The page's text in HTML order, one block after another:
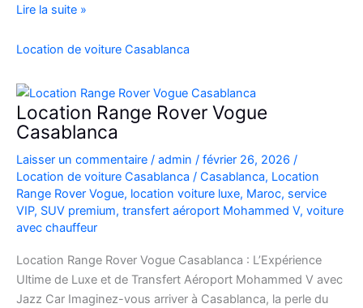
Réservez
SUV
Luxe
à
l’Aéroport
V
Lire la suite »
Location de voiture Casablanca
Location Range Rover Vogue
Casablanca
Laisser un commentaire / admin / février 26, 2026 /
Location de voiture Casablanca / Casablanca, Location
Range Rover Vogue, location voiture luxe, Maroc, service
VIP, SUV premium, transfert aéroport Mohammed V, voiture
avec chauffeur
Location Range Rover Vogue Casablanca : L’Expérience
Ultime de Luxe et de Transfert Aéroport Mohammed V avec
Jazz Car Imaginez-vous arriver à Casablanca, la perle du